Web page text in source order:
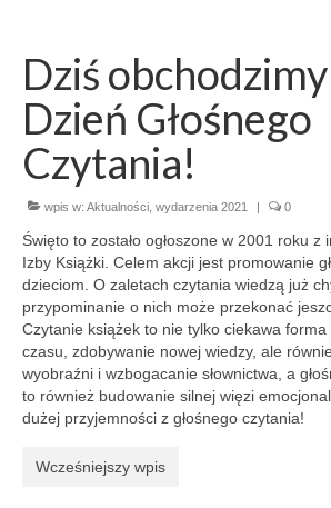
Filia w Bujakowie
Filia w Czańcu
Filia w Kobiernicach
Katalog On-line
Aktualności
Wydarzenia 2022
wydarzenia 2021
wydarzenia 2020
Dziś obchodzimy
Dzień Głośnego
Czytania!
wpis w: Aktualności wydarzenia 2021 | 0
Święto to zostało ogłoszone w 2001 roku z
Izby Książki. Celem akcji jest promowanie
dzieciom. O zaletach czytania wiedzą już
przypominanie o nich może przekonać
Czytanie książek to nie tylko ciekawa
czasu, zdobywanie nowej wiedzy, ale
wyobraźni i wzbogacanie słownictwa, a
to również budowanie silnej więzi
dużej przyjemności z głośnego czytania!
Wcześniejszy wpis